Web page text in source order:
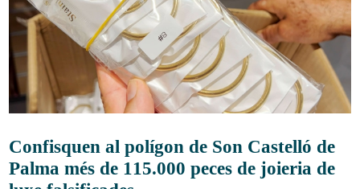
Confisquen al polígon de Son Castelló de
Palma més de 115.000 peces de joieria de